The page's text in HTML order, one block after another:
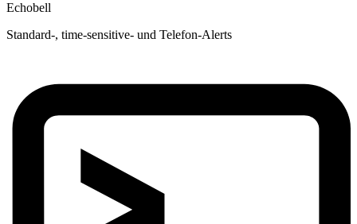
Echobell
Standard-, time-sensitive- und Telefon-Alerts